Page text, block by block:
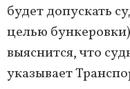
будет допускать
целью
выяснится, что
указывает